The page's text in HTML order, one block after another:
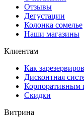
Отзывы
Дегустации
Колонка сомелье
Наши магазины
Клиентам
Как
Дисконтная
Корпоративным
Скидки
Витрина